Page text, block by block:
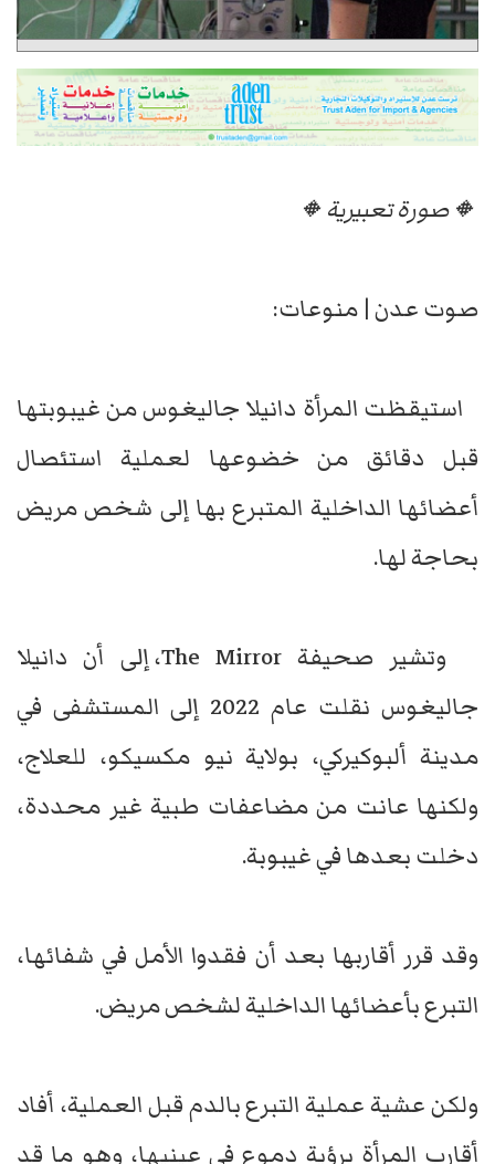
🔸صورة تعبيرية🔸
صوت عدن | منوعات:
استيقظت المرأة دانيلا جاليغوس من غيبوبتها
قبل دقائق من خضوعها لعملية استئصال
أعضائها الداخلية المتبرع بها إلى شخص مريض
بحاجة لها.
وتشير صحيفة The Mirror، إلى أن دانيلا
جاليغوس نقلت عام 2022 إلى المستشفى في
مدينة ألبوكيركي، بولاية نيو مكسيكو، للعلاج،
ولكنها عانت من مضاعفات طبية غير محددة،
دخلت بعدها في غيبوبة.
وقد قرر أقاربها بعد أن فقدوا الأمل في شفائها،
التبرع بأعضائها الداخلية لشخص مريض.
ولكن عشية عملية التبرع بالدم قبل العملية، أفاد
أقارب المرأة برؤية دموع في عينيها، وهو ما قد